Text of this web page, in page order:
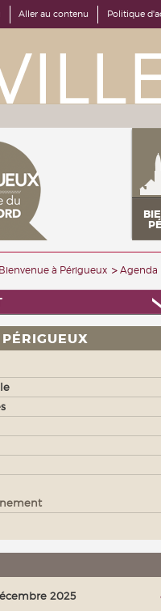
Aller au contenu Politique
Bienvenue à Périgueux Agenda
2025